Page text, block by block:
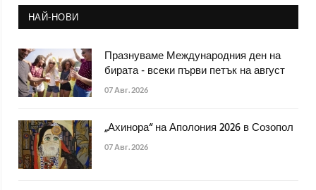
НАЙ-НОВИ
Празнуваме Международния ден на
бирата - всеки първи петък на август
07 Авг. 2026
„Ахинора“ на Аполония 2026 в Созопол
07 Авг. 2026